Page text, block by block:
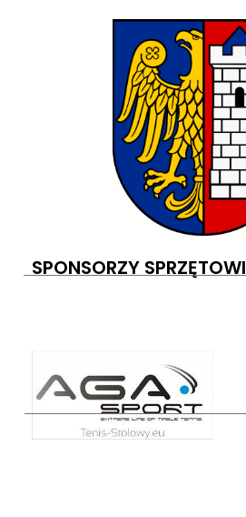
SPONSORZY SPRZĘTOWI